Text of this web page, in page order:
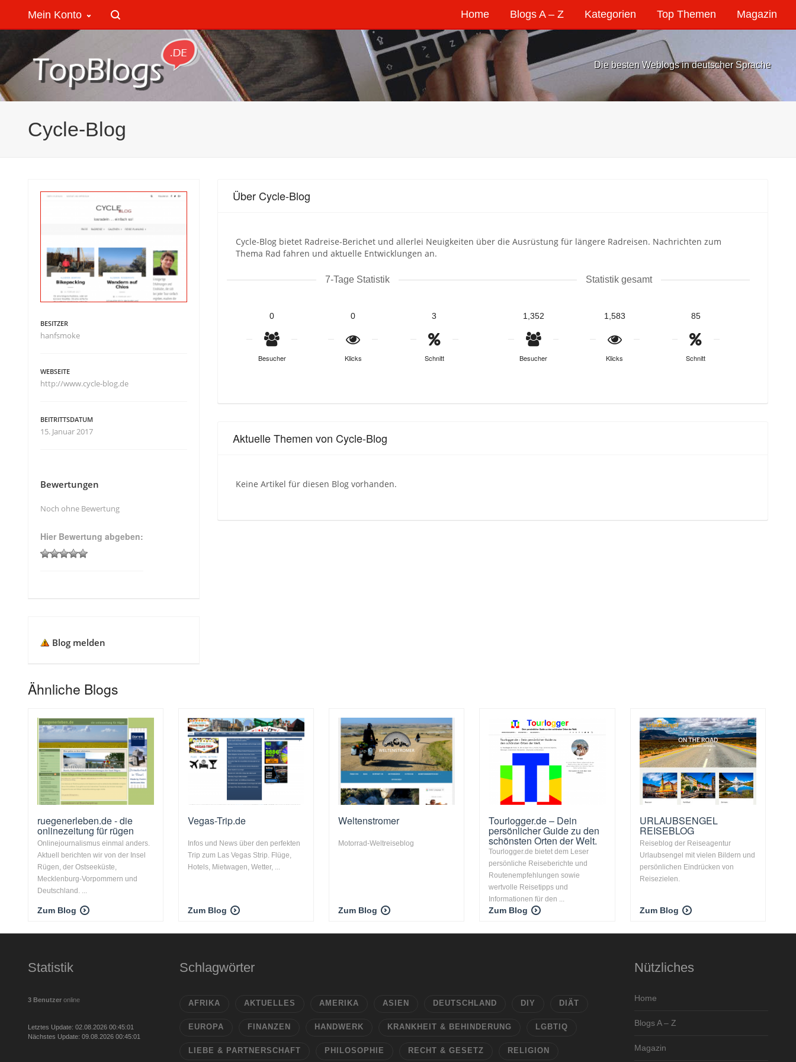
Home Blogs A – Z Kategorien Top Themen Magazin
Mein Konto
Die besten Weblogs in deutscher Sprache
Cycle-Blog
Über Cycle-Blog
Cycle-Blog bietet Radreise-Berichet und allerlei Neuigkeiten über die Ausrüstung für längere Radreisen. Nachrichten zum
Thema Rad fahren und aktuelle Entwicklungen an.
7-Tage Statistik
0
Besucher
0
Klicks
3
Schnitt
Statistik gesamt
1,352
Besucher
1,583
Klicks
85
Schnitt
Aktuelle Themen von Cycle-Blog
Keine Artikel für diesen Blog vorhanden.
BESITZER
hanfsmoke
WEBSEITE
http://www.cycle-blog.de
BEITRITTSDATUM
15. Januar 2017
Bewertungen
Noch ohne Bewertung
Hier Bewertung abgeben:
Blog melden
Ähnliche Blogs
ruegenerleben.de - die
onlinezeitung für rügen
Onlinejournalismus einmal anders.
Aktuell berichten wir von der Insel
Rügen, der Ostseeküste,
Mecklenburg-Vorpommern und
Deutschland. ...
Zum Blog
Vegas-Trip.de
Infos und News über den perfekten
Trip zum Las Vegas Strip. Flüge,
Hotels, Mietwagen, Wetter, ...
Zum Blog
Weltenstromer
Motorrad-Weltreiseblog
Zum Blog
Tourlogger.de – Dein
persönlicher Guide zu den
schönsten Orten der Welt.
Tourlogger.de bietet dem Leser
persönliche Reiseberichte und
Routenempfehlungen sowie
wertvolle Reisetipps und
Informationen für den ...
Zum Blog
URLAUBSENGEL
REISEBLOG
Reiseblog der Reiseagentur
Urlaubsengel mit vielen Bildern und
persönlichen Eindrücken von
Reisezielen.
Zum Blog
Statistik
3 Benutzer online
Letztes Update: 02.08.2026 00:45:01
Nächstes Update: 09.08.2026 00:45:01
Schlagwörter
AFRIKA AKTUELLES AMERIKA ASIEN DEUTSCHLAND DIY DIÄT
EUROPA FINANZEN HANDWERK KRANKHEIT & BEHINDERUNG LGBTIQ
LIEBE & PARTNERSCHAFT PHILOSOPHIE RECHT & GESETZ RELIGION
Nützliches
Home
Blogs A – Z
Magazin